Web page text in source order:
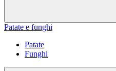
Patate e funghi
Patate
Funghi